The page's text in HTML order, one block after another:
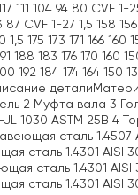
111 104 94 80 CVF 1-
87 CVF 1-27 1,5 158
1,5 175 173 171 166 160
188 183 176 170 160
192 184 174 164 150
2 Муфта вала 3
JL 1030 ASTM 25B 4
сталь 1.4507
сталь 1.4301 AISI
сталь 1.4301
сталь 1.4301 AISI